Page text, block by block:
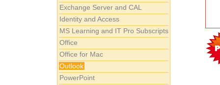
Exchange Server and CAL
Identity and Access
MS Learning and IT Pro Subscripts
Office
Office for Mac
Outlook
PowerPoint